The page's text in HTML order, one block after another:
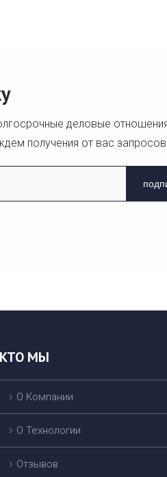
деловые
получения от вас
КТО МЫ
О Компании
О Технологии
Отзывов